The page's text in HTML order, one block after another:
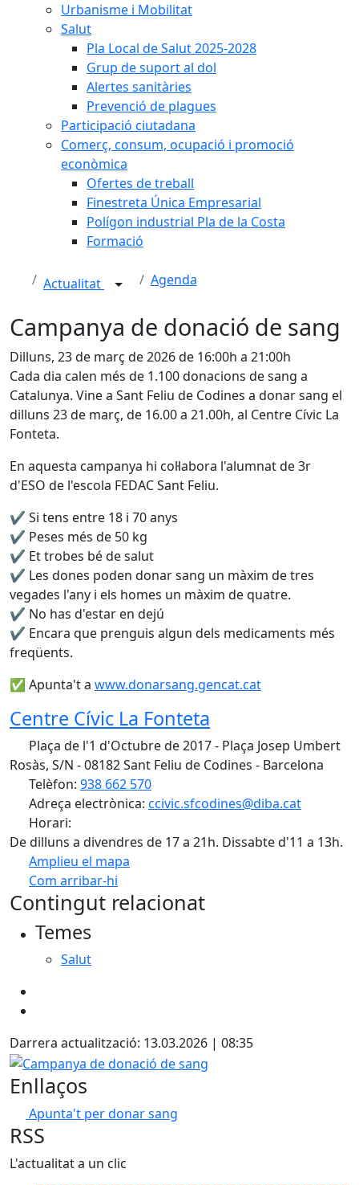
Urbanisme i Mobilitat
Salut
Pla Local de Salut 2025-2028
Grup de suport al dol
Alertes sanitàries
Prevenció de plagues
Participació ciutadana
Comerç, consum, ocupació i promoció
econòmica
Ofertes de treball
Finestreta Única Empresarial
Polígon industrial Pla de la Costa
Formació
Actualitat Agenda
Campanya de donació de sang
Dilluns, 23 de març de 2026 de 16:00h a 21:00h
Cada dia calen més de 1.100 donacions de sang a
Catalunya. Vine a Sant Feliu de Codines a donar sang el
dilluns 23 de març, de 16.00 a 21.00h, al Centre Cívic La
Fonteta.
En aquesta campanya hi col·labora l'alumnat de 3r
d'ESO de l'escola FEDAC Sant Feliu.
✔️ Si tens entre 18 i 70 anys
✔️ Peses més de 50 kg
✔️ Et trobes bé de salut
✔️ Les dones poden donar sang un màxim de tres
vegades l'any i els homes un màxim de quatre.
✔️ No has d'estar en dejú
✔️ Encara que prenguis algun dels medicaments més
freqüents.
✅ Apunta't a www.donarsang.gencat.cat
Centre Cívic La Fonteta
Plaça de l'1 d'Octubre de 2017 - Plaça Josep Umbert
Rosàs, S/N - 08182 Sant Feliu de Codines - Barcelona
Telèfon: 938 662 570
Adreça electrònica: ccivic.sfcodines@diba.cat
Horari:
De dilluns a divendres de 17 a 21h. Dissabte d'11 a 13h.
Amplieu el mapa
Com arribar-hi
+
Contingut relacionat
Temes
Salut
Darrera actualització: 13.03.2026 | 08:35
Campanya de donació de sang
Enllaços
Apunta't per donar sang
RSS
L'actualitat a un clic